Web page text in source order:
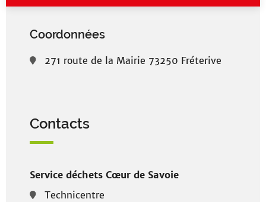
Coordonnées
271 route de la Mairie 73250 Fréterive
Contacts
Service déchets Cœur de Savoie
Technicentre